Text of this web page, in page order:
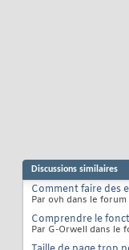
Discussions similaires
Comment faire des
Par ovh dans le
Comprendre le
Par G-Orwell dans le